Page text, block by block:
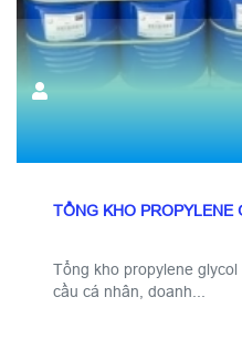
TỔNG KHO PROPYLENE
Tổng kho propylene
cầu cá nhân, doanh...